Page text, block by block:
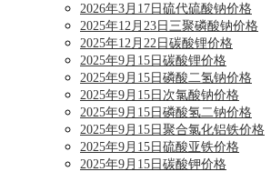
2026年3月17日硫代硫酸钠价格
2025年12月23日三聚磷酸钠价格
2025年12月22日碳酸锂价格
2025年9月15日碳酸锂价格
2025年9月15日磷酸二氢钠价格
2025年9月15日次氯酸钠价格
2025年9月15日磷酸氢二钠价格
2025年9月15日聚合氯化铝铁价格
2025年9月15日硫酸亚铁价格
2025年9月15日碳酸钾价格